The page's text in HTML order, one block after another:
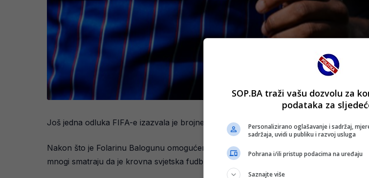
Još jedna odluka FIFA-e izazvala je brojne reakcije na Svjetskom prvenstvu.
Nakon što je Folarinu Balogunu omogućeno da nastupi protiv Belgije uprkos
mnogi smatraju da je krovna svjetska fudbalska organizacija otvorila vrata novim
SOP.BA traži vašu dozvolu za
podataka za
Personalizirano oglašavanje i sadržaj,
sadržaja, uvidi u publiku i razvoj usluga
Pohrana i/ili pristup podacima na uređaju
Saznajte više